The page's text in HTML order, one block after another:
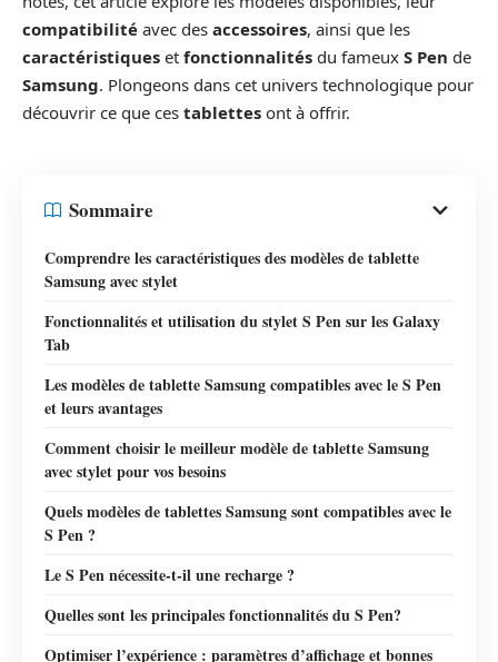
compatibilité avec des accessoires, ainsi que les
caractéristiques et fonctionnalités du fameux S Pen de
Samsung. Plongeons dans cet univers technologique pour
découvrir ce que ces tablettes ont à offrir.
Sommaire
Comprendre les caractéristiques des modèles de tablette
Samsung avec stylet
Fonctionnalités et utilisation du stylet S Pen sur les Galaxy
Tab
Les modèles de tablette Samsung compatibles avec le S Pen
et leurs avantages
Comment choisir le meilleur modèle de tablette Samsung
avec stylet pour vos besoins
Quels modèles de tablettes Samsung sont compatibles avec le
S Pen ?
Le S Pen nécessite-t-il une recharge ?
Quelles sont les principales fonctionnalités du S Pen?
Optimiser l’expérience : paramètres d’affichage et bonnes